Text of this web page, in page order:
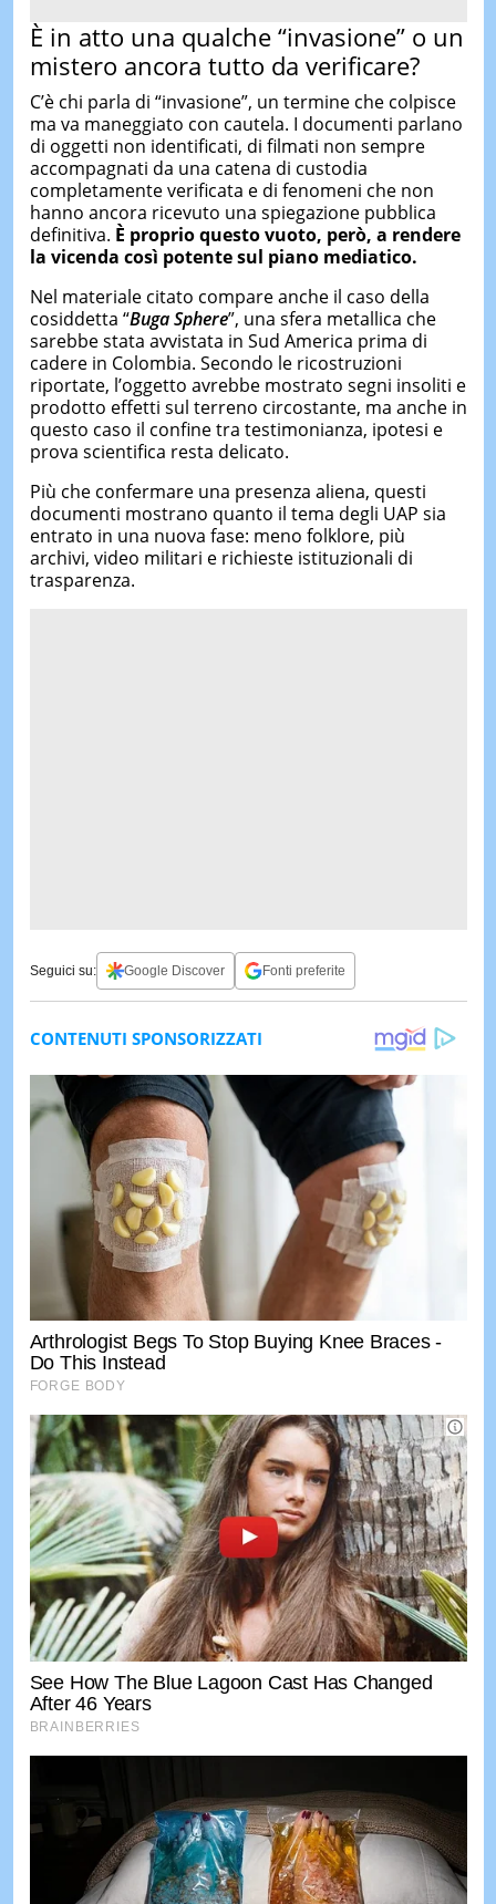
È in atto una qualche “invasione” o un
mistero ancora tutto da verificare?
C’è chi parla di “invasione”, un termine che colpisce
ma va maneggiato con cautela. I documenti parlano
di oggetti non identificati, di filmati non sempre
accompagnati da una catena di custodia
completamente verificata e di fenomeni che non
hanno ancora ricevuto una spiegazione pubblica
definitiva. È proprio questo vuoto, però, a rendere
la vicenda così potente sul piano mediatico.
Nel materiale citato compare anche il caso della
cosiddetta “Buga Sphere”, una sfera metallica che
sarebbe stata avvistata in Sud America prima di
cadere in Colombia. Secondo le ricostruzioni
riportate, l’oggetto avrebbe mostrato segni insoliti e
prodotto effetti sul terreno circostante, ma anche in
questo caso il confine tra testimonianza, ipotesi e
prova scientifica resta delicato.
Più che confermare una presenza aliena, questi
documenti mostrano quanto il tema degli UAP sia
entrato in una nuova fase: meno folklore, più
archivi, video militari e richieste istituzionali di
trasparenza.
Seguici su: Google Discover Fonti preferite